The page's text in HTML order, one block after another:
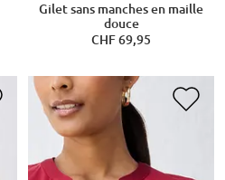
Gilet sans manches en maille
douce
CHF 69,95